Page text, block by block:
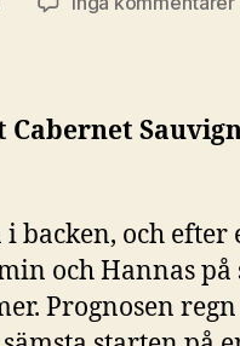
Cabernet
backen, och efter
och Hannas på
Prognosen